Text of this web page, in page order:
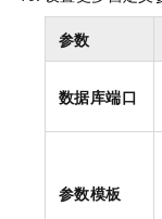
参数
数据库端口
参数模板